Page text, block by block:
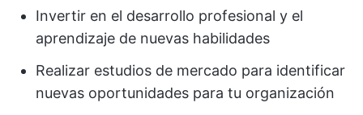
Invertir en el desarrollo profesional y el
aprendizaje de nuevas habilidades
Realizar estudios de mercado para identificar
nuevas oportunidades para tu organización